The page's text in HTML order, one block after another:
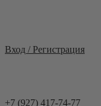
Вход / Регистрация
+7 (927) 417-74-77